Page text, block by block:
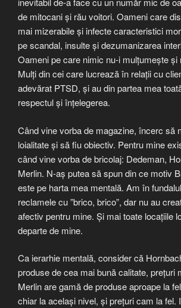
de mitocani și rău voitori. Oameni care
mai mizerabile și infecte caracteristici
pe scandal, insulte și dezumanizarea
Oameni pe care nimic nu-i mulțumește și
Mulți din cei care lucrează în relații cu
adevărat PTSD, și au din partea mea
respectul și înțelegerea.
Când vine vorba de magazine, încerc să
loialitate și să fiu obiectiv. Pentru mine
când vine vorba de bricolaj: Dedeman,
Merlin. N-aș putea să spun din ce motiv
este pe harta mea mentală. Am în
reclamele cu ”brico, brico”, dar nu au
afectiv pentru mine. Și mai toate locațiile
departe de mine.
Ca ierarhie mentală, consider că
produse de cea mai bună calitate, prețuri
Merlin are gamă de produse aproape la
chiar la același nivel, și prețuri cam la fel.